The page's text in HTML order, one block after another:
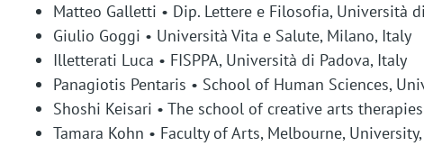
Matteo Galletti • Dip. Lettere e Filosofia, Università
Giulio Goggi • Università Vita e Salute, Milano, Italy
Illetterati Luca • FISPPA, Università di Padova, Italy
Panagiotis Pentaris • School of Human Sciences,
Shoshi Keisari • The school of creative arts
Tamara Kohn • Faculty of Arts, Melbourne,